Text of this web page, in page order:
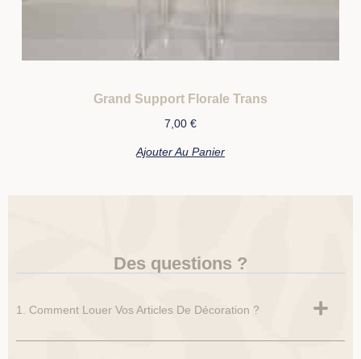
Grand Support Florale Trans
7,00 €
Ajouter Au Panier
Des questions ?
1. Comment Louer Vos Articles De Décoration ?